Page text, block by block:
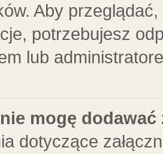
Aby
potrzebujesz
lub
mogę dodawać
dotyczące